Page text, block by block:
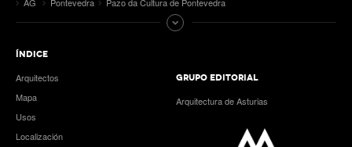
AG Pontevedra Pazo da Cultura de Pontevedra
ÍNDICE
Arquitectos
Mapa
Usos
Localización
GRUPO EDITORIAL
Arquitectura de Asturias